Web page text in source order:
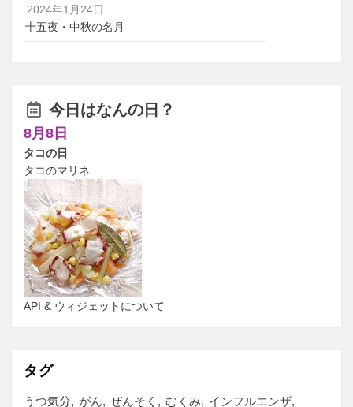
2024年1月24日
十五夜・中秋の名月
今日はなんの日？
8月8日
タコの日
タコのマリネ
API & ウィジェットについて
タグ
うつ気分 がん ぜんそく むくみ
インフルエンザ